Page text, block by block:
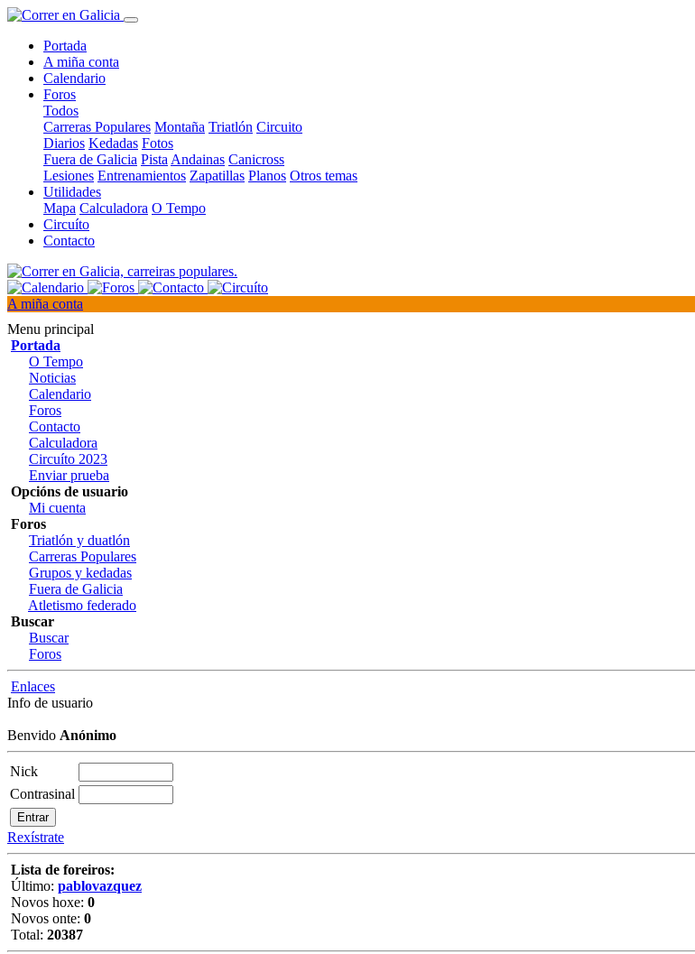
Portada
A miña conta
Calendario
Foros
Todos
Carreras Populares Montaña Triatlón Circuito
Diarios Kedadas Fotos
Fuera de Galicia Pista Andainas Canicross
Lesiones Entrenamientos Zapatillas Planos Otros temas
Utilidades
Mapa Calculadora O Tempo
Circuíto
Contacto
A miña conta
Menu principal
Portada
O Tempo
Noticias
Calendario
Foros
Contacto
Calculadora
Circuíto 2023
Enviar prueba
Opcións de usuario
Mi cuenta
Foros
Triatlón y duatlón
Carreras Populares
Grupos y kedadas
Fuera de Galicia
Atletismo federado
Buscar
Buscar
Foros
Enlaces
Info de usuario
Benvido Anónimo
Nick
Contrasinal
Rexístrate
Lista de foreiros:
Último: pablovazquez
Novos hoxe: 0
Novos onte: 0
Total: 20387